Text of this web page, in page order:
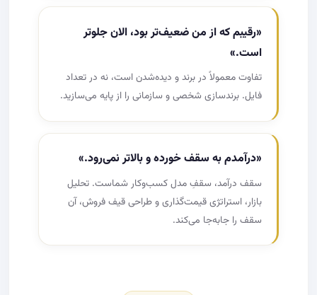
«رقیبم که از من ضعیف‌تر بود، الان جلوتر
است.»
تفاوت معمولاً در برند و دیده‌شدن است، نه در تعداد
فایل. برندسازی شخصی و سازمانی را از پایه می‌سازید.
«درآمدم به سقف خورده و بالاتر نمی‌رود.»
سقف درآمد، سقفِ مدل کسب‌وکار شماست. تحلیل
بازار، استراتژی قیمت‌گذاری و طراحی قیف فروش، آن
سقف را جابه‌جا می‌کند.